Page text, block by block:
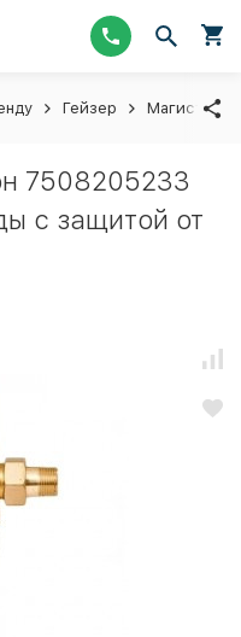
Гейзер
7508205233
с защитой от